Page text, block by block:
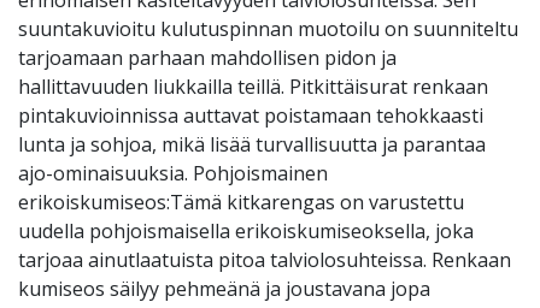
suuntakuvioitu kulutuspinnan muotoilu on suunniteltu
tarjoamaan parhaan mahdollisen pidon ja
hallittavuuden liukkailla teillä. Pitkittäisurat renkaan
pintakuvioinnissa auttavat poistamaan tehokkaasti
lunta ja sohjoa, mikä lisää turvallisuutta ja parantaa
ajo-ominaisuuksia. Pohjoismainen
erikoiskumiseos:Tämä kitkarengas on varustettu
uudella pohjoismaisella erikoiskumiseoksella, joka
tarjoaa ainutlaatuista pitoa talviolosuhteissa. Renkaan
kumiseos säilyy pehmeänä ja joustavana jopa